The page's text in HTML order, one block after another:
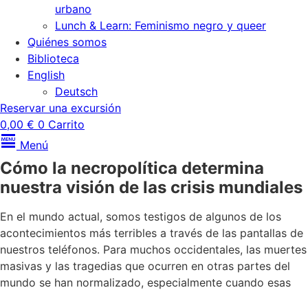
urbano
Lunch & Learn: Feminismo negro y queer
Quiénes somos
Biblioteca
English
Deutsch
Reservar una excursión
0,00 € 0 Carrito
Menú
Cómo la necropolítica determina
nuestra visión de las crisis mundiales
En el mundo actual, somos testigos de algunos de los
acontecimientos más terribles a través de las pantallas de
nuestros teléfonos. Para muchos occidentales, las muertes
masivas y las tragedias que ocurren en otras partes del
mundo se han normalizado, especialmente cuando esas